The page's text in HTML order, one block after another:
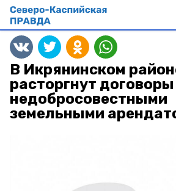
В Икрянинском
расторгнут договоры
недобросовестными
земельными